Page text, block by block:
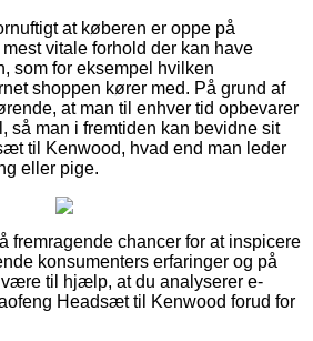
at køberen er oppe på
vitale forhold der kan have
som for eksempel hvilken
shoppen kører med. På grund af
at man til enhver tid opbevarer
så man i fremtiden kan bevidne sit
til Kenwood, hvad end man leder
eller pige.
fremragende chancer for at inspicere
konsumenters erfaringer og på
til hjælp, at du analyserer e-
Headsæt til Kenwood forud for